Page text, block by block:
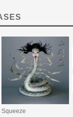
Squeeze